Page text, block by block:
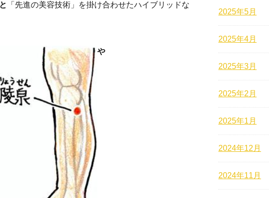
と
「先進の美容技術」を掛け合わせたハイブリッドな
や
2025年5月
2025年4月
2025年3月
2025年2月
2025年1月
2024年12月
2024年11月